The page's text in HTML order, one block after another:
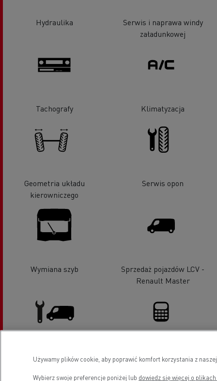
Hydraulika
Serwis i naprawa windy
załadunkowej
Tachografy Klimatyzacja
Geometria układu
kierowniczego
Serwis opon
Wymiana szyb
Sprzedaż pojazdów LCV -
Renault Master
Pojazdy LCV serwis i naprawa Finansowanie
Używamy plików cookie, aby poprawić komfort korzystania z
Wybierz swoje preferencje poniżej lub dowiedz się więcej o